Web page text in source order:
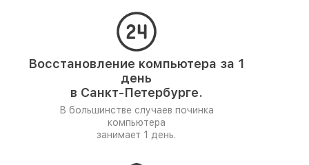
Восстановление компьютера за 1
день
в Санкт-Петербурге.
В большинстве случаев починка
компьютера
занимает 1 день.